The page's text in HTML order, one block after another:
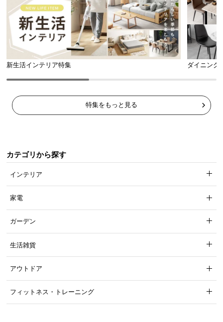
体圧分散の比較図
✖ 負荷が集中
身体の一部分に圧力がかかる
〇 負荷が分散
理想的な寝姿勢をサポート
新生活インテリア特集 ダイニング
特集をもっと見る
カテゴリから探す
インテリア
家電
ガーデン
生活雑貨
アウトドア
フィットネス・トレーニング